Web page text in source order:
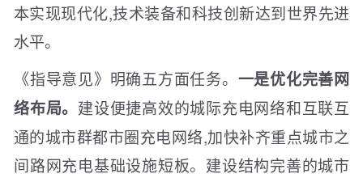
本实现现代化,技术装备和科技创新达到世界先进
水平。
《指导意见》明确五方面任务。 一是优化完善网
络布局。 建设便捷高效的城际充电网络和互联互
通的城市群都市圈充电网络,加快补齐重点城市之
间路网充电基础设施短板。建设结构完善的城市